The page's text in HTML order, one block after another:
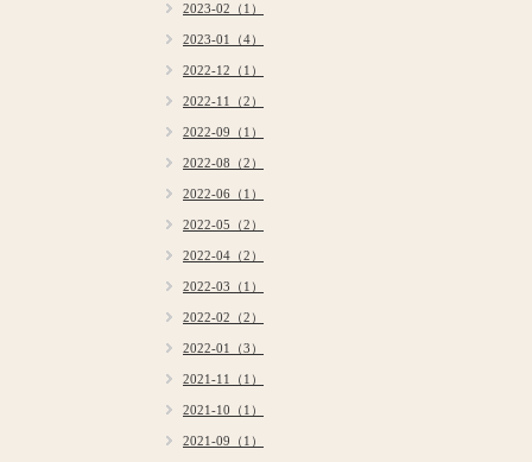
2023-02（1）
2023-01（4）
2022-12（1）
2022-11（2）
2022-09（1）
2022-08（2）
2022-06（1）
2022-05（2）
2022-04（2）
2022-03（1）
2022-02（2）
2022-01（3）
2021-11（1）
2021-10（1）
2021-09（1）